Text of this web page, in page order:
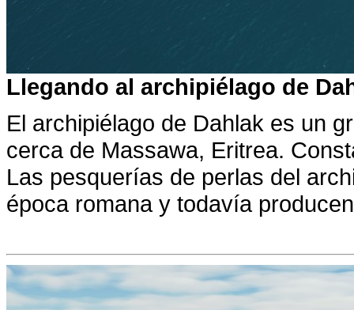
Llegando al archipiélago de
El archipiélago de Dahlak es un
cerca de Massawa, Eritrea.
Las pesquerías de perlas del
época romana y todavía